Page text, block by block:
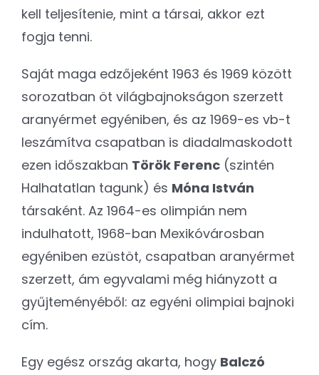
kell teljesítenie, mint a társai, akkor ezt
fogja tenni.
Saját maga edzőjeként 1963 és 1969 között
sorozatban öt világbajnokságon szerzett
aranyérmet egyéniben, és az 1969-es vb-t
leszámítva csapatban is diadalmaskodott
ezen időszakban Török Ferenc (szintén
Halhatatlan tagunk) és Móna István
társaként. Az 1964-es olimpián nem
indulhatott, 1968-ban Mexikóvárosban
egyéniben ezüstöt, csapatban aranyérmet
szerzett, ám egyvalami még hiányzott a
gyűjteményéből: az egyéni olimpiai bajnoki
cím.
Egy egész ország akarta, hogy Balczó